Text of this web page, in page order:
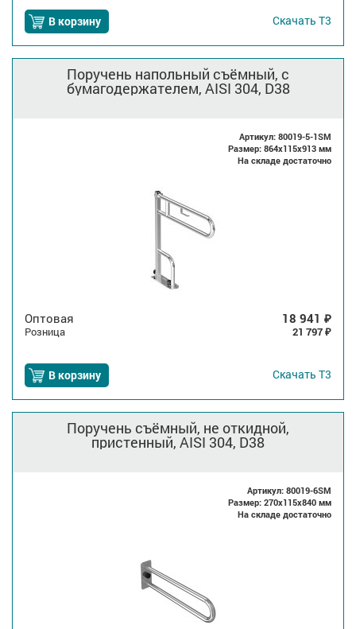
В корзину Скачать Т3
Поручень напольный съёмный, с
бумагодержателем, AISI 304, D38
Артикул: 80019-5-1SM
Размер: 864x115x913 мм
На складе достаточно
Оптовая 18 941 ₽
Розница 21 797 ₽
В корзину Скачать Т3
Поручень съёмный, не откидной,
пристенный, AISI 304, D38
Артикул: 80019-6SM
Размер: 270x115x840 мм
На складе достаточно